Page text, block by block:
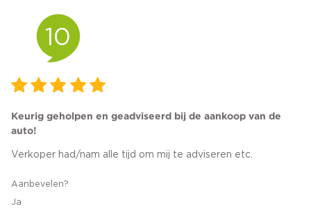
10
Keurig geholpen en geadviseerd bij de aankoop van de
auto!
Verkoper had/nam alle tijd om mij te adviseren etc.
Aanbevelen?
Ja